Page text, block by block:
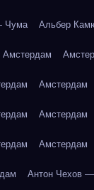
Чума Альбер
Амстердам
Амстердам
Амстердам
Амстердам
Антон Чехов